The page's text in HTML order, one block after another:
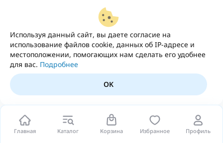
Главная Каталог Корзина Избранное Профиль
Используя данный сайт, вы даете согласие на
использование файлов cookie, данных об IP-адресе и
местоположении, помогающих нам сделать его удобнее
для вас. Подробнее
OK